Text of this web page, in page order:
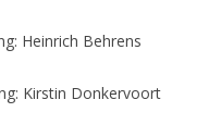
Heinrich Behrens
Kirstin Donkervoort